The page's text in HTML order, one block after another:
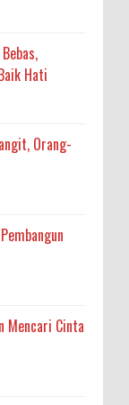
Hati
Orang-
Mencari Cinta